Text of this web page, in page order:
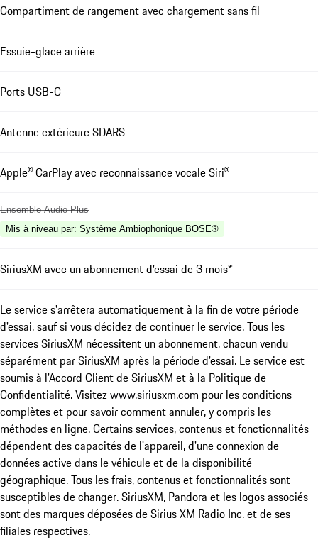
Compartiment de rangement avec chargement sans fil
Essuie-glace arrière
Ports USB-C
Antenne extérieure SDARS
Apple® CarPlay avec reconnaissance vocale Siri®
Ensemble Audio Plus
Mis à niveau par: Système Ambiophonique BOSE®
SiriusXM avec un abonnement d'essai de 3 mois*
Le service s'arrêtera automatiquement à la fin de votre période
d'essai, sauf si vous décidez de continuer le service. Tous les
services SiriusXM nécessitent un abonnement, chacun vendu
séparément par SiriusXM après la période d'essai. Le service est
soumis à l'Accord Client de SiriusXM et à la Politique de
Confidentialité. Visitezwww.siriusxm.com pour les conditions
complètes et pour savoir comment annuler, y compris les
méthodes en ligne. Certains services, contenus et fonctionnalités
dépendent des capacités de l'appareil, d'une connexion de
données active dans le véhicule et de la disponibilité
géographique. Tous les frais, contenus et fonctionnalités sont
susceptibles de changer. SiriusXM, Pandora et les logos associés
sont des marques déposées de Sirius XM Radio Inc. et de ses
filiales respectives.